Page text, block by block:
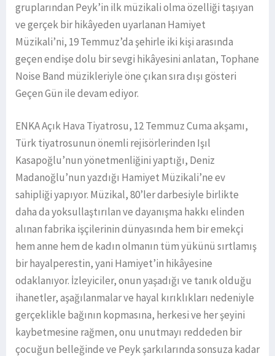
gruplarından Peyk’in ilk müzikali olma özelliği taşıyan
ve gerçek bir hikâyeden uyarlanan Hamiyet
Müzikali’ni, 19 Temmuz’da şehirle iki kişi arasında
geçen endişe dolu bir sevgi hikâyesini anlatan, Tophane
Noise Band müzikleriyle öne çıkan sıra dışı gösteri
Geçen Gün ile devam ediyor.
ENKA Açık Hava Tiyatrosu, 12 Temmuz Cuma akşamı,
Türk tiyatrosunun önemli rejisörlerinden Işıl
Kasapoğlu’nun yönetmenliğini yaptığı, Deniz
Madanoğlu’nun yazdığı Hamiyet Müzikali’ne ev
sahipliği yapıyor. Müzikal, 80’ler darbesiyle birlikte
daha da yoksullaştırılan ve dayanışma hakkı elinden
alınan fabrika işçilerinin dünyasında hem bir emekçi
hem anne hem de kadın olmanın tüm yükünü sırtlamış
bir hayalperestin, yani Hamiyet’in hikâyesine
odaklanıyor. İzleyiciler, onun yaşadığı ve tanık olduğu
ihanetler, aşağılanmalar ve hayal kırıklıkları nedeniyle
gerçeklikle bağının kopmasına, herkesi ve her şeyini
kaybetmesine rağmen, onu unutmayı reddeden bir
çocuğun belleğinde ve Peyk şarkılarında sonsuza kadar